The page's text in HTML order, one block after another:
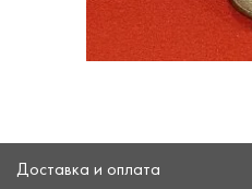
Доставка и оплата